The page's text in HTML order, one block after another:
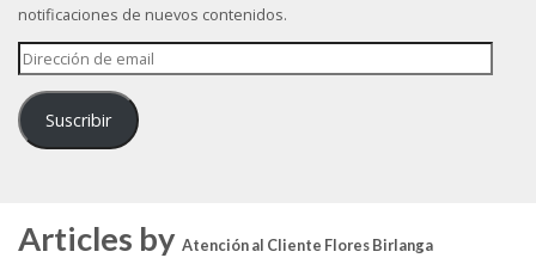
notificaciones de nuevos contenidos.
Dirección
de
email
Suscribir
Articles by Atención al Cliente Flores Birlanga